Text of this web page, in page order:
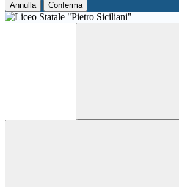
Annulla Conferma